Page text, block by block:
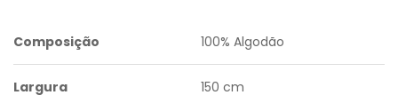
Composição 100% Algodão
Largura 150 cm